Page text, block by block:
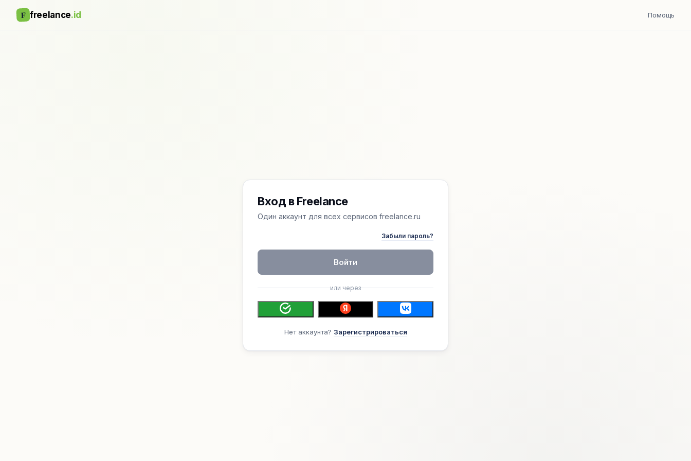
F freelance.id Помощь
Вход в Freelance
Один аккаунт для всех сервисов freelance.ru
Забыли пароль?
Войти
или через
Нет аккаунта? Зарегистрироваться